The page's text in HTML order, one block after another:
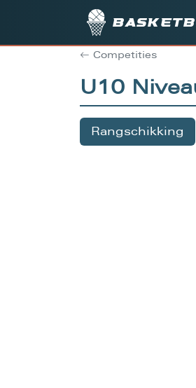
Competities
U10
Rangschikking